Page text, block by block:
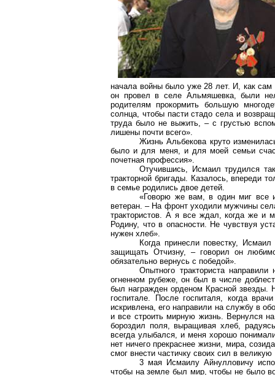
начала войны было уже 28 лет. И, как сам
он провел в селе Альмяшевка, были
родителям прокормить большую
солнца, чтобы пасти стадо села и
труда было не выжить, – с грустью
лишены почти всего».
Жизнь Альбекова круто
было и для меня, и для моей семьи
почетная профессия».
Отучившись, Исмаил трудился
тракторной бригады. Казалось, впереди
в семье родились двое детей.
«Говорю же вам, в один миг все
ветеран. – На фронт уходили мужчины
трактористов. А я все ждал, когда же и
Родину, что в опасности. Не чувствуя
нужен хлеб».
Когда принесли повестку,
защищать Отчизну, – говорил он
обязательно вернусь с победой».
Опытного тракториста
огненном рубеже, он был в числе
был награжден орденом Красной звезды.
госпитале. После госпиталя, когда
искривлена, его направили на службу в
и все строить мирную жизнь. Вернулся
бороздил поля, выращивая хлеб,
всегда улыбался, и меня хорошо
нет ничего прекраснее жизни, мира,
смог внести частичку своих сил в
3 мая Исмаилу Айнулловичу
чтобы на земле был мир, чтобы не было